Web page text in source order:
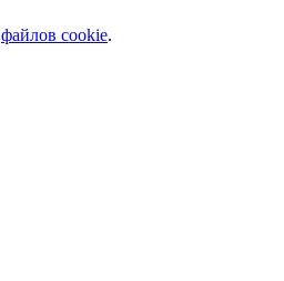
файлов cookie.